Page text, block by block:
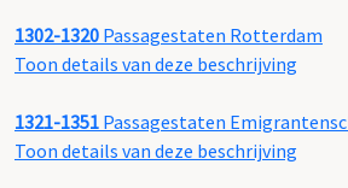
1302-1320 Passagestaten Rotterdam
Toon details van deze beschrijving
1321-1351 Passagestaten
Toon details van deze beschrijving